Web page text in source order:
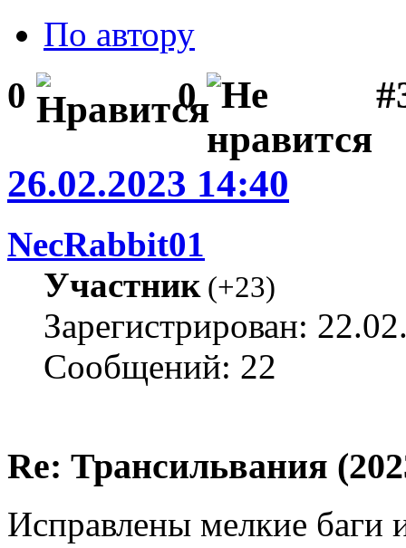
По автору
0 0
26.02.2023 14:40
NecRabbit01
Участник(+23)
Зарегистрирован:
Сообщений: 22
Re: Трансильвания
Исправлены мелкие баги